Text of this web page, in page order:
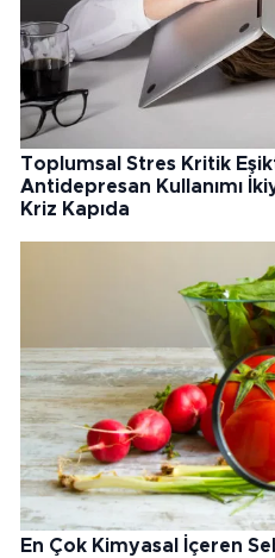
Toplumsal Stres Kritik
Antidepresan Kullanımı
Kriz Kapıda
En Çok Kimyasal İçeren